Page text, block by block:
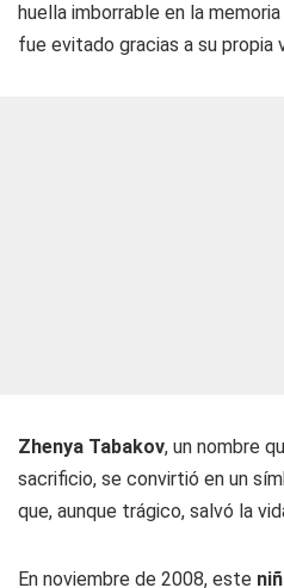
huella imborrable en la
fue evitado gracias a su propia
Zhenya Tabakov, un nombre
sacrificio, se convirtió en un
que, aunque trágico, salvó la
En noviembre de 2008, este